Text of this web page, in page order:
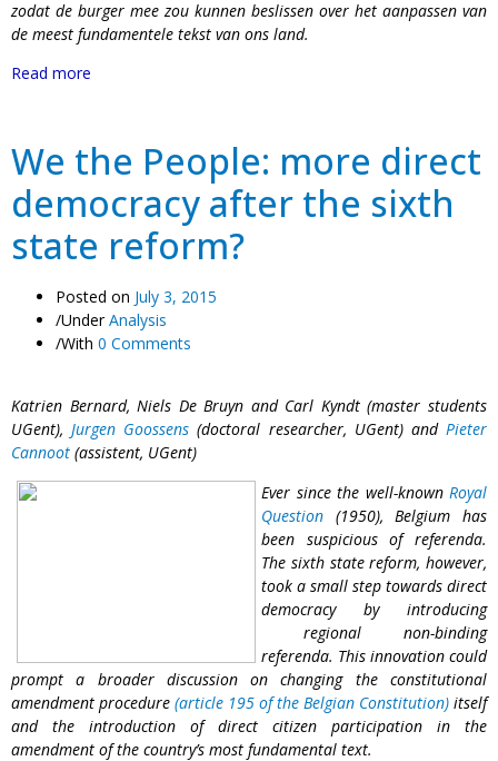
zodat de burger mee zou kunnen beslissen over het aanpassen van
de meest fundamentele tekst van ons land.
Read more
We the People: more direct
democracy after the sixth
state reform?
Posted on July 3, 2015
/UnderAnalysis
/With 0 Comments
Katrien Bernard, Niels De Bruyn and Carl Kyndt (master students
UGent),Jurgen Goossens (doctoral researcher, UGent) andPieter
Cannoot (assistent, UGent)
Ever since the well-known Royal
Question (1950), Belgium has
been suspicious of referenda.
The sixth state reform, however,
took a small step towards direct
democracy by introducing
regional non-binding
referenda. This innovation could
prompt a broader discussion on changing the constitutional
amendment procedure (article 195 of the Belgian Constitution) itself
and the introduction of direct citizen participation in the
amendment of the country’s most fundamental text.